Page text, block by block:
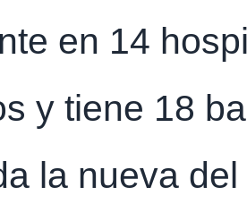
en 14
y tiene 18
la nueva